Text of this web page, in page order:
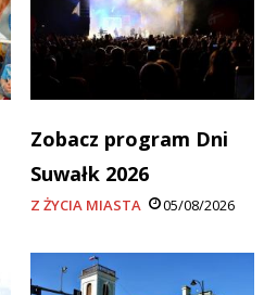
Zobacz program Dni
Suwałk 2026
Z ŻYCIA MIASTA 05/08/2026